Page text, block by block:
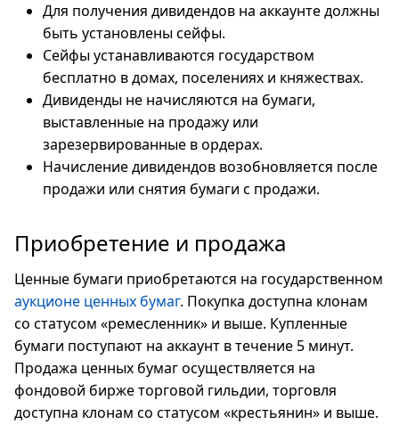
Для получения дивидендов на аккаунте должны
быть установлены сейфы.
Сейфы устанавливаются государством
бесплатно в домах, поселениях и княжествах.
Дивиденды не начисляются на бумаги,
выставленные на продажу или
зарезервированные в ордерах.
Начисление дивидендов возобновляется после
продажи или снятия бумаги с продажи.
Приобретение и продажа
Ценные бумаги приобретаются на государственном
аукционе ценных бумаг. Покупка доступна клонам
со статусом «ремесленник» и выше. Купленные
бумаги поступают на аккаунт в течение 5 минут.
Продажа ценных бумаг осуществляется на
фондовой бирже торговой гильдии, торговля
доступна клонам со статусом «крестьянин» и выше.